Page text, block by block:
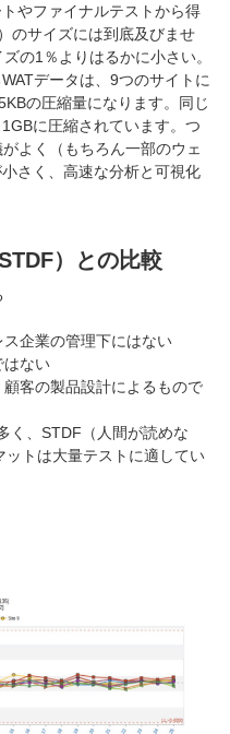
やファイナルテストから得
のサイズには到底及びませ
の1％よりはるかに小さい。
データは、9つのサイトに
の圧縮量になります。同じ
に圧縮されています。つ
よく（もちろん一部のウェ
さく、高速な分析と可視化
）との比較
企業の管理下にはない
はない
客の製品設計によるもので
く、STDF（人間が読めな
トは大量テストに適してい